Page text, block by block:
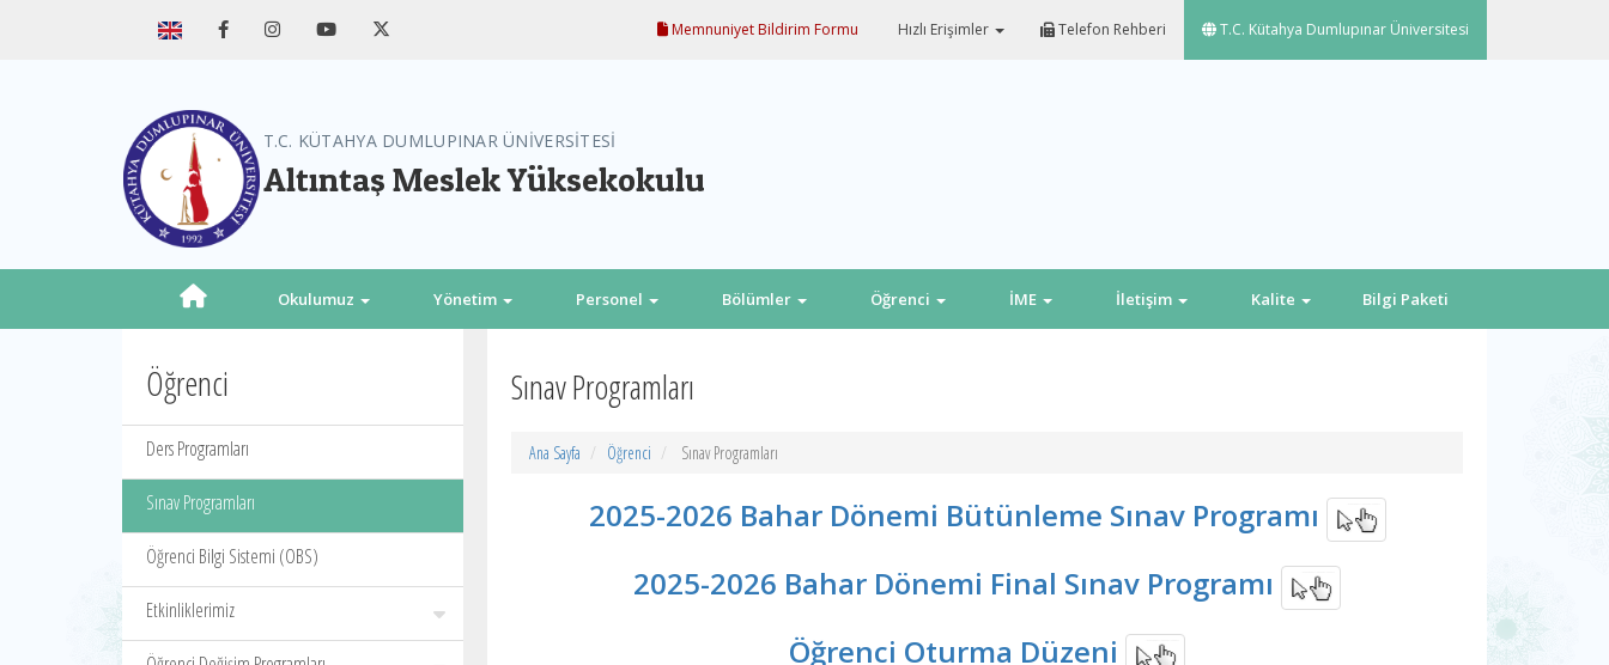
Memnuniyet Bildirim Formu Hızlı Erişimler Telefon Rehberi T.C. Kütahya Dumlupınar Üniversitesi
T.C. KÜTAHYA DUMLUPINAR ÜNİVERSİTESİ
Altıntaş Meslek Yüksekokulu
Okulumuz Yönetim Personel Bölümler Öğrenci İME İletişim Kalite Bilgi Paketi
Öğrenci
Ders Programları
Sınav Programları
Öğrenci Bilgi Sistemi (OBS)
Etkinliklerimiz
Sınav Programları
Ana Sayfa Öğrenci Sınav Programları
2025-2026 Bahar Dönemi Bütünleme Sınav Programı
2025-2026 Bahar Dönemi Final Sınav Programı
Öğrenci Oturma Düzeni